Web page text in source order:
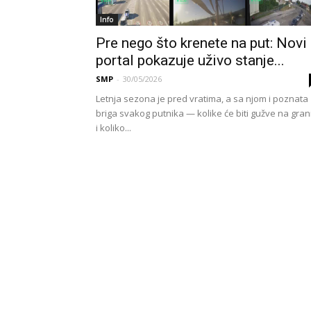
Info
Pre nego što krenete na put: Novi
portal pokazuje uživo stanje...
SMP - 30/05/2026
Letnja sezona je pred vratima, a sa njom i poznata
briga svakog putnika — kolike će biti gužve na
i koliko...